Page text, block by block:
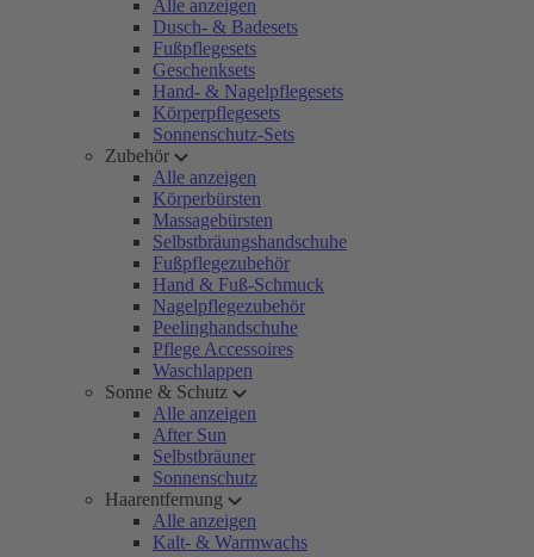
Alle anzeigen
Dusch- & Badesets
Fußpflegesets
Geschenksets
Hand- & Nagelpflegesets
Körperpflegesets
Sonnenschutz-Sets
Zubehör
Alle anzeigen
Körperbürsten
Massagebürsten
Selbstbräungshandschuhe
Fußpflegezubehör
Hand & Fuß-Schmuck
Nagelpflegezubehör
Peelinghandschuhe
Pflege Accessoires
Waschlappen
Sonne & Schutz
Alle anzeigen
After Sun
Selbstbräuner
Sonnenschutz
Haarentfernung
Alle anzeigen
Kalt- & Warmwachs